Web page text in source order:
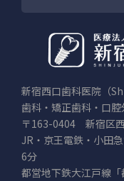
新宿西口歯科医院（
歯科・矯正歯科・口
〒163-0404 新宿区
JR・京王電鉄・小田
6分
都営地下鉄大江戸線